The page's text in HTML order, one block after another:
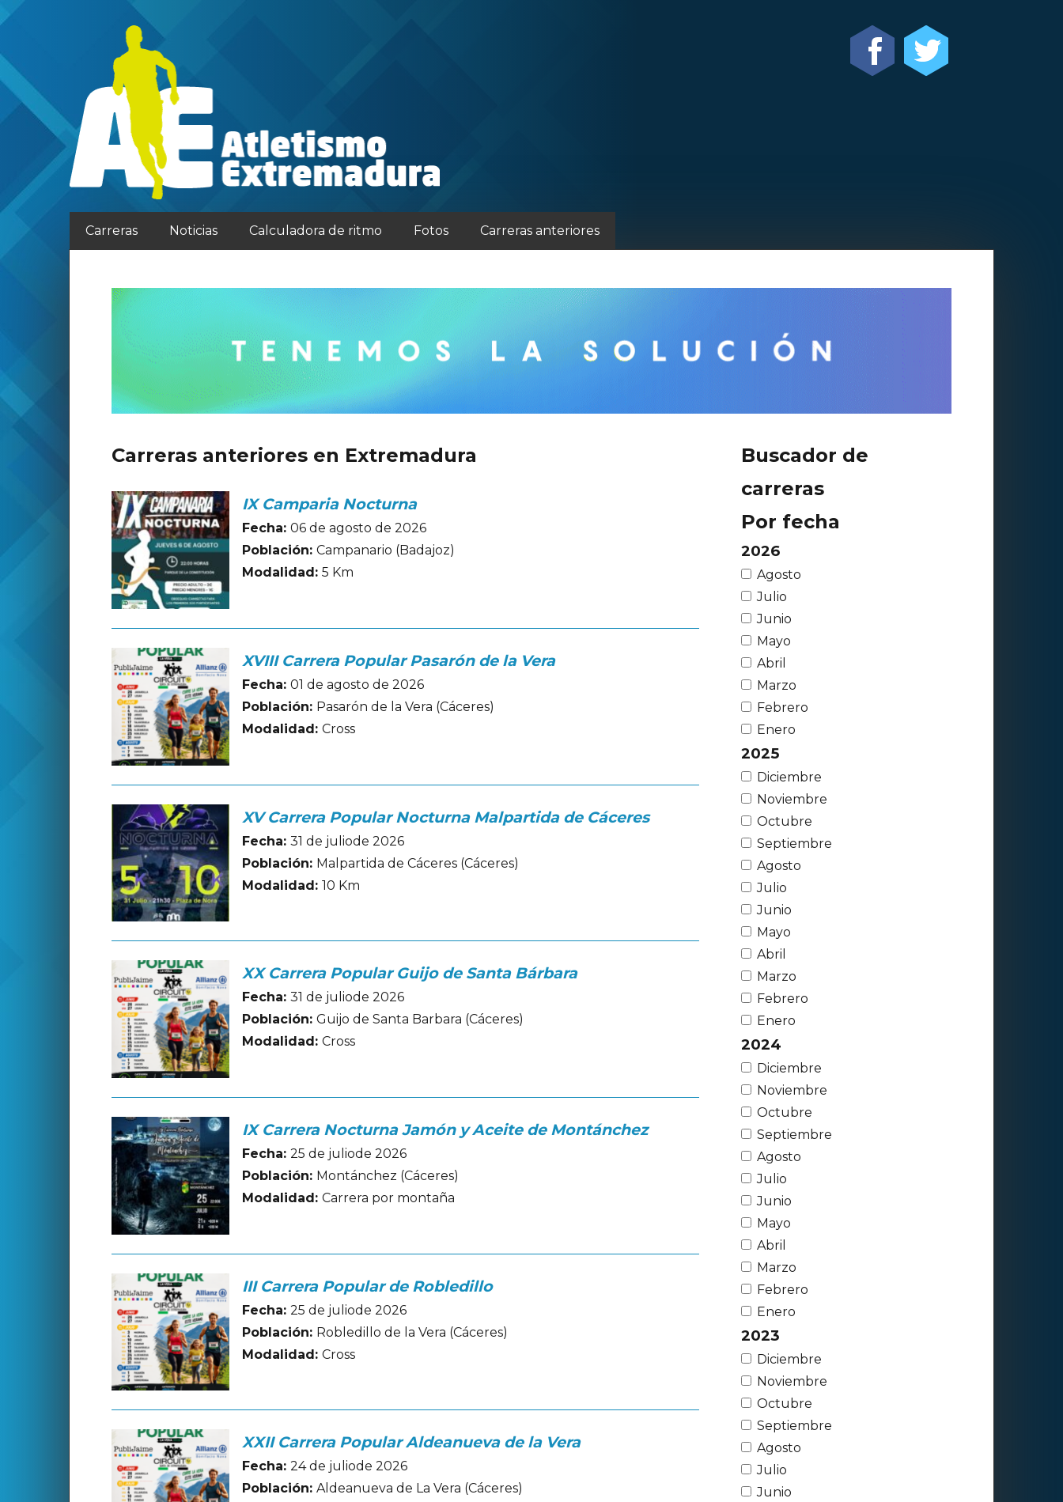
Carreras Noticias Calculadora de ritmo Fotos Carreras anteriores
Carreras anteriores en Extremadura
IX Camparia Nocturna
Fecha: 06 de agosto de 2026
Población: Campanario (Badajoz)
Modalidad: 5 Km
XVIII Carrera Popular Pasarón de la Vera
Fecha: 01 de agosto de 2026
Población: Pasarón de la Vera (Cáceres)
Modalidad: Cross
XV Carrera Popular Nocturna Malpartida de Cáceres
Fecha: 31 de juliode 2026
Población: Malpartida de Cáceres (Cáceres)
Modalidad: 10 Km
XX Carrera Popular Guijo de Santa Bárbara
Fecha: 31 de juliode 2026
Población: Guijo de Santa Barbara (Cáceres)
Modalidad: Cross
IX Carrera Nocturna Jamón y Aceite de Montánchez
Fecha: 25 de juliode 2026
Población: Montánchez (Cáceres)
Modalidad: Carrera por montaña
III Carrera Popular de Robledillo
Fecha: 25 de juliode 2026
Población: Robledillo de la Vera (Cáceres)
Modalidad: Cross
XXII Carrera Popular Aldeanueva de la Vera
Fecha: 24 de juliode 2026
Población: Aldeanueva de La Vera (Cáceres)
Buscador de
carreras
Por fecha
2026
Agosto
Julio
Junio
Mayo
Abril
Marzo
Febrero
Enero
2025
Diciembre
Noviembre
Octubre
Septiembre
Agosto
Julio
Junio
Mayo
Abril
Marzo
Febrero
Enero
2024
Diciembre
Noviembre
Octubre
Septiembre
Agosto
Julio
Junio
Mayo
Abril
Marzo
Febrero
Enero
2023
Diciembre
Noviembre
Octubre
Septiembre
Agosto
Julio
Junio